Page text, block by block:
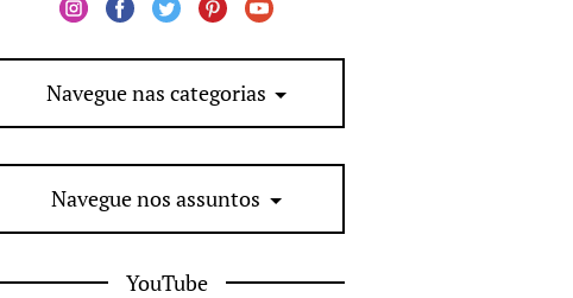
Navegue nas categorias
Navegue nos assuntos
YouTube